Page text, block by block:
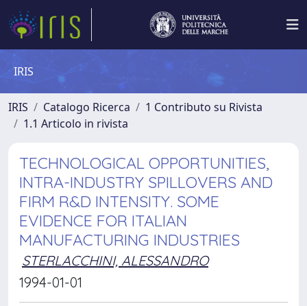
IRIS
IRIS Catalogo Ricerca
1 Contributo su Rivista
1.1 Articolo in rivista
TECHNOLOGICAL OPPORTUNITIES,
INTRA-INDUSTRY SPILLOVERS AND
FIRM R&D INTENSITY. SOME
EVIDENCE FOR ITALIAN
MANUFACTURING INDUSTRIES
STERLACCHINI, ALESSANDRO
1994-01-01